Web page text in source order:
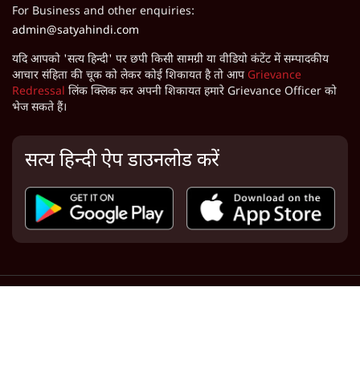
For Business and other enquiries:
admin@satyahindi.com
यदि आपको 'सत्य हिन्दी' पर छपी किसी सामग्री या वीडियो कंटेंट में सम्पादकीय
आचार संहिता की चूक को लेकर कोई शिकायत है तो आप Grievance
Redressal लिंक क्लिक कर अपनी शिकायत हमारे Grievance Officer को
भेज सकते हैं।
सत्य हिन्दी ऐप डाउनलोड करें